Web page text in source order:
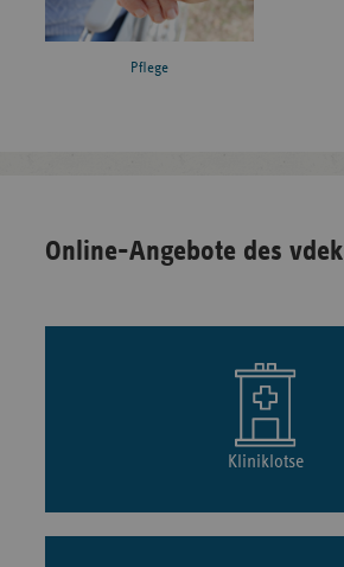
Pflege
Online-Angebote des vdek
Kliniklotse